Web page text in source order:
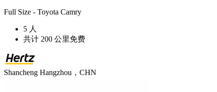
Full Size - Toyota Camry
5 人
共计 200 公里免费
Shancheng Hangzhou，CHN